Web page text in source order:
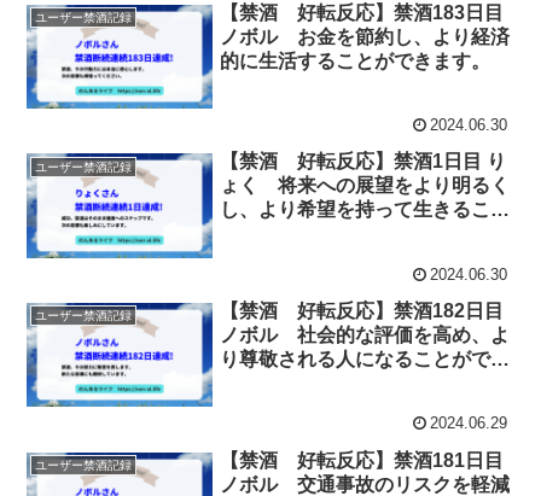
ユーザー禁酒記録
【禁酒 好転反応】禁酒183日目
ノボル お金を節約し、より経済
的に生活することができます。
2024.06.30
ユーザー禁酒記録
【禁酒 好転反応】禁酒1日目 り
ょく 将来への展望をより明るく
し、より希望を持って生きること
2024.06.30
ユーザー禁酒記録
【禁酒 好転反応】禁酒182日目
ノボル 社会的な評価を高め、よ
り尊敬される人になることができ
2024.06.29
ユーザー禁酒記録
【禁酒 好転反応】禁酒181日目
ノボル 交通事故のリスクを軽減